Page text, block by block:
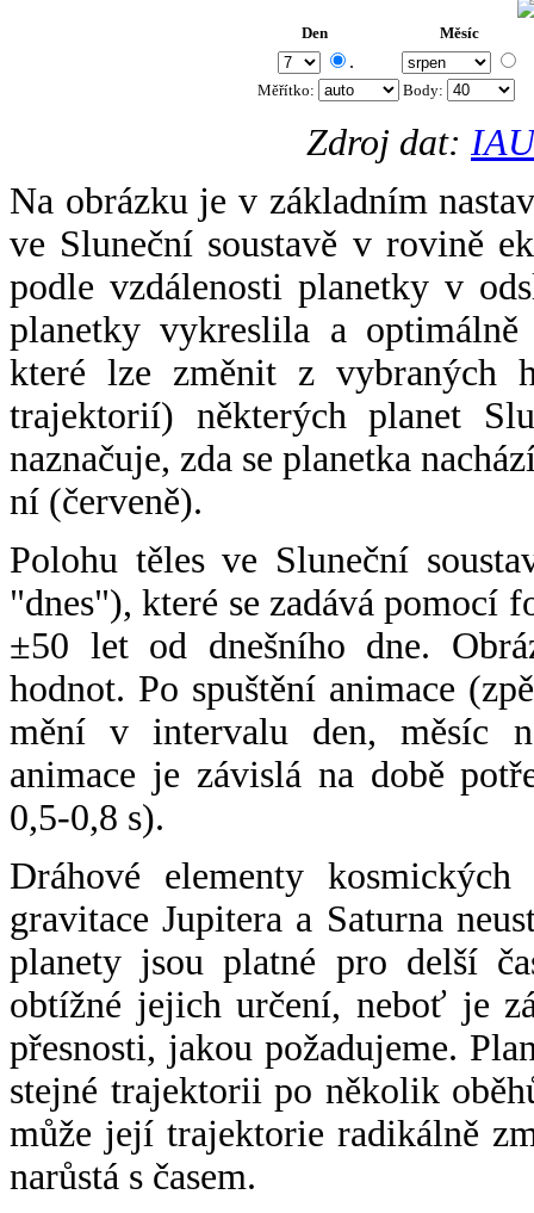
Den Měsíc
.
Měřítko: Body:
Zdroj dat:
Na obrázku je v základním
ve Sluneční soustavě v rovině
podle vzdálenosti planetky v
planetky vykreslila a
které lze změnit z vybraných
trajektorií) některých planet
naznačuje, zda se planetka
ní (červeně).
Polohu těles ve Sluneční
"dnes"), které se zadává pomocí
±50 let od dnešního dne.
hodnot. Po spuštění animace
mění v intervalu den, měsíc
animace je závislá na době
0,5-0,8 s).
Dráhové elementy
gravitace Jupitera a Saturna
planety jsou platné pro delší
obtížné jejich určení, neboť je
přesnosti, jakou požadujeme.
stejné trajektorii po několik
může její trajektorie radikálně
narůstá s časem.